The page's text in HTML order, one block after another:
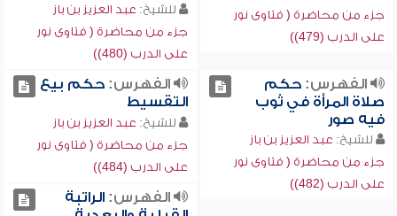
جزء من محاضرة ( فتاوى نور
على الدرب (479))
للشيخ: عبد العزيز بن باز
جزء من محاضرة ( فتاوى نور
على الدرب (480))
الفهرس:حكم
صلاة المرأة في ثوب
فيه صور
للشيخ: عبد العزيز بن باز
جزء من محاضرة ( فتاوى نور
على الدرب (482))
الفهرس:حكم بيع
التقسيط
للشيخ: عبد العزيز بن باز
جزء من محاضرة ( فتاوى نور
على الدرب (484))
الفهرس:الراتبة